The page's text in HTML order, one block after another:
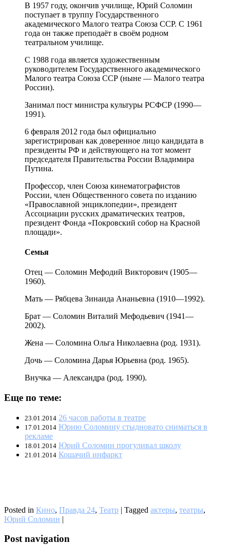
В 1957 году, окончив училище, Юрий Соломин
поступает в труппу Государственного
академического Малого театра Союза ССР. С 1961
года он также преподаёт в своём родном
театральном училище.
С 1988 года является художественным
руководителем Государственного академического
Малого театра Союза ССР (ныне — Малого театра
России).
Занимал пост министра культуры РСФСР (1990—
1991).
6 февраля 2012 года был официально
зарегистрирован как доверенное лицо кандидата в
президенты РФ и действующего на тот момент
председателя Правительства России Владимира
Путина.
Профессор, член Союза кинематографистов
России, член Общественного совета по изданию
«Православной энциклопедии», президент
Ассоциации русских драматических театров,
президент Фонда «Покровский собор на Красной
площади».
Семья
Отец — Соломин Мефодий Викторович (1905—
1960).
Мать — Рябцева Зинаида Ананьевна (1910—1992).
Брат — Соломин Виталий Мефодьевич (1941—
2002).
Жена — Соломина Ольга Николаевна (род. 1931).
Дочь — Соломина Дарья Юрьевна (род. 1965).
Внучка — Александра (род. 1990).
Еще по теме:
23.01.2014 26 часов работы в театре
17.01.2014 Юрию Соломину стыдновато сниматься в
рекламе
18.01.2014 Юрий Соломин прогуливал школу
21.01.2014 Кошачий инфаркт
Posted in Кино, Правда 24, Театр | Tagged актеры, театры,
Юрий Соломин |
Post navigation